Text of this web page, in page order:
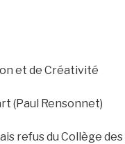
et de Créativité
(Paul Rensonnet)
refus du Collège